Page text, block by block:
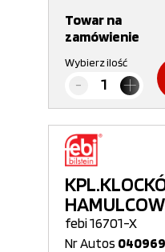
Towar na
zamówienie
Wybierz ilość
febi 16701-X
Nr Autos